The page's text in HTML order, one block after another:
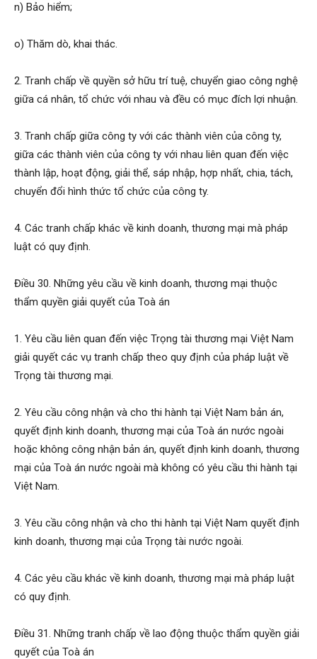
n) Bảo hiểm;
o) Thăm dò, khai thác.
2. Tranh chấp về quyền sở hữu trí tuệ, chuyển giao công nghệ
giữa cá nhân, tổ chức với nhau và đều có mục đích lợi nhuận.
3. Tranh chấp giữa công ty với các thành viên của công ty,
giữa các thành viên của công ty với nhau liên quan đến việc
thành lập, hoạt động, giải thể, sáp nhập, hợp nhất, chia, tách,
chuyển đổi hình thức tổ chức của công ty.
4. Các tranh chấp khác về kinh doanh, thương mại mà pháp
luật có quy định.
Điều 30. Những yêu cầu về kinh doanh, thương mại thuộc
thẩm quyền giải quyết của Toà án
1. Yêu cầu liên quan đến việc Trọng tài thương mại Việt Nam
giải quyết các vụ tranh chấp theo quy định của pháp luật về
Trọng tài thương mại.
2. Yêu cầu công nhận và cho thi hành tại Việt Nam bản án,
quyết định kinh doanh, thương mại của Toà án nước ngoài
hoặc không công nhận bản án, quyết định kinh doanh, thương
mại của Toà án nước ngoài mà không có yêu cầu thi hành tại
Việt Nam.
3. Yêu cầu công nhận và cho thi hành tại Việt Nam quyết định
kinh doanh, thương mại của Trọng tài nước ngoài.
4. Các yêu cầu khác về kinh doanh, thương mại mà pháp luật
có quy định.
Điều 31. Những tranh chấp về lao động thuộc thẩm quyền giải
quyết của Toà án